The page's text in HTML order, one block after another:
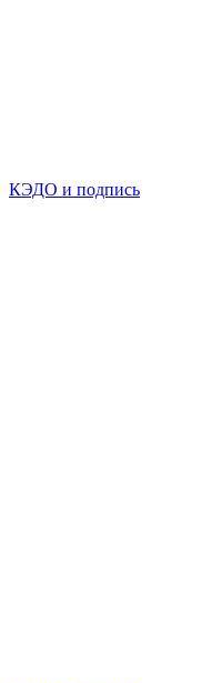
КЭДО и подпись